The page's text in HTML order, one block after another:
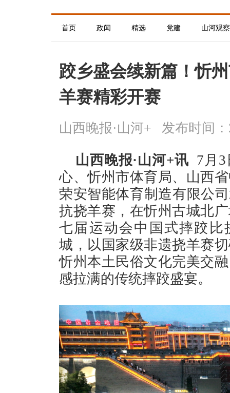
首页 政闻 精选 党建 山河观察
跤乡盛会续新篇！忻
羊赛精彩开赛
山西晚报·山河+ 发布时间：
山西晚报·山河+讯 7月3
心、忻州市体育局、山西
荣安智能体育制造有限公
抗挠羊赛，在忻州古城北
七届运动会中国式摔跤比
城，以国家级非遗挠羊赛
忻州本土民俗文化完美交
感拉满的传统摔跤盛宴。